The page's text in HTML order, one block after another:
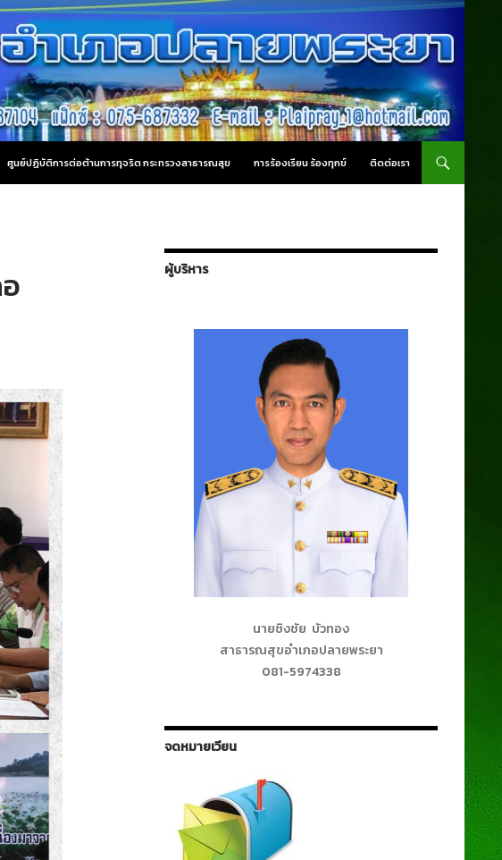
ศูนย์ปฏิบัติการต่อต้านการทุจริต กระทรวงสาธารณสุข การร้องเรียน ร้องทุกข์ ติดต่อเรา
ผู้บริหาร
นายชิงชัย บัวทอง
สาธารณสุขอำเภอปลายพระยา
081-5974338
จดหมายเวียน